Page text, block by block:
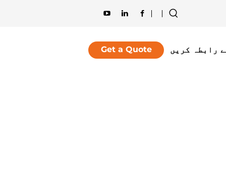
رابطہ کریں Get a Quote